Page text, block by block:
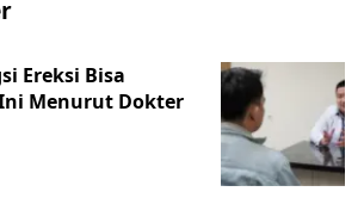
Ereksi Bisa
Menurut Dokter